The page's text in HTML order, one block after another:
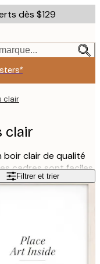
dès $129
clair
clair
boir clair de qualité
cadres sont faciles
métalliques lisses.
et
Filtrer et trier